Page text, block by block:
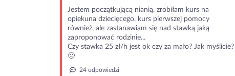
Jestem początkującą nianią, zrobiłam kurs na
opiekuna dziecięcego, kurs pierwszej pomocy
również, ale zastanawiam się nad stawką jaką
zaproponować rodzinie...
Czy stawka 25 zł/h jest ok czy za mało? Jak myślicie?
🙂
24 odpowiedzi